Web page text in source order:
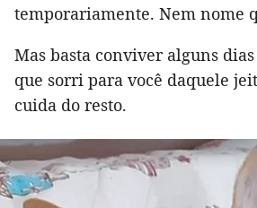
temporariamente. Nem nome
Mas basta conviver alguns
que sorri para você daquele
cuida do resto.